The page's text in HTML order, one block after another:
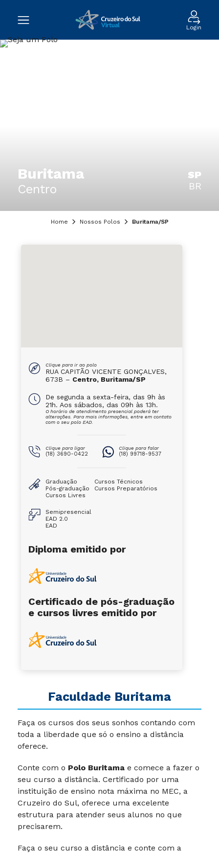
Login
Buritama
Centro
SP
BR
Home Nossos Polos Buritama/SP
Faculdade Buritama
Faça os cursos dos seus sonhos contando com
toda a liberdade que só o ensino a distância
oferece.
Conte com o Polo Buritama e comece a fazer o
seu curso a distância. Certificado por uma
instituição de ensino nota máxima no MEC, a
Cruzeiro do Sul, oferece uma excelente
estrutura para atender seus alunos no que
precisarem.
Faça o seu curso a distância e conte com a
Clique para ir ao polo
RUA CAPITÃO VICENTE GONÇALVES,
673B – Centro, Buritama/SP
De segunda a sexta-feira, das 9h às
21h. Aos sábados, das 09h às 13h.
O horário de atendimento presencial poderá ter
alterações. Para mais informações, entre em contato
com o seu polo EAD.
Clique para ligar
(18) 3690-0422
Clique para falar
(18) 99718-9537
Graduação
Pós-graduação
Cursos Livres
Cursos Técnicos
Cursos Preparatórios
Semipresencial
EAD 2.0
EAD
Diploma emitido por
Certificado de pós-graduação
e cursos livres emitido por